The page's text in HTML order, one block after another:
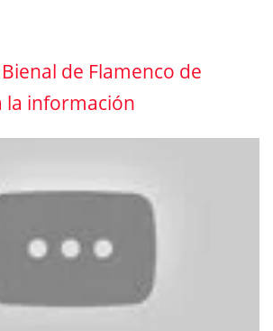
Bienal de Flamenco de
la información